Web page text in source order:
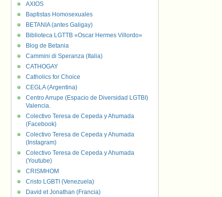
AXIOS
Baptistas Homosexuales
BETANIA (antes Galigay)
Biblioteca LGTTB «Oscar Hermes Villordo»
Blog de Betania
Cammini di Speranza (Italia)
CATHOGAY
Catholics for Choice
CEGLA (Argentina)
Centro Arrupe (Espacio de Diversidad LGTBI)
Valencia.
Colectivo Teresa de Cepeda y Ahumada
(Facebook)
Colectivo Teresa de Cepeda y Ahumada
(Instagram)
Colectivo Teresa de Cepeda y Ahumada
(Youtube)
CRISMHOM
Cristo LGBTI (Venezuela)
David et Jonathan (Francia)